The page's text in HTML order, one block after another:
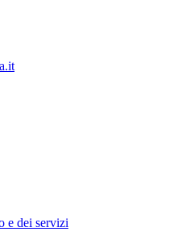
e dei servizi